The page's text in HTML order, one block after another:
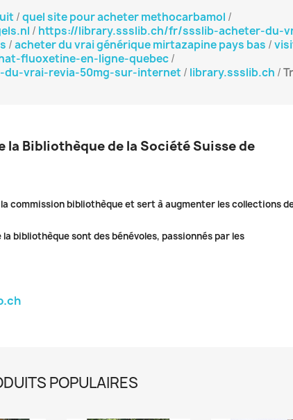
/quel site pour acheter methocarbamol /
/ https://library.ssslib.ch/fr/ssslib-acheter-du-
/acheter du vrai générique mirtazapine pays bas /
fluoxetine-en-ligne-quebec/
vrai-revia-50mg-sur-internet / library.ssslib.ch /
la Bibliothèque de la Société Suisse de
commission bibliothèque et sert à augmenter les collections
bibliothèque sont des bénévoles, passionnés par les
POPULAIRES